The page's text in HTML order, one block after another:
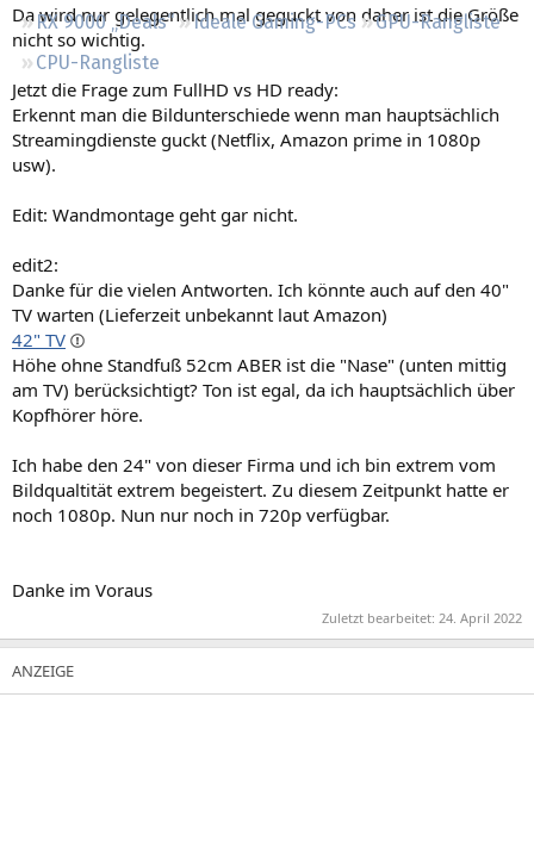
RX 9000 „Deals“
Ideale Gaming-PCs
GPU-Rangliste
CPU-Rangliste
Da wird nur gelegentlich mal geguckt von daher ist die Größe
nicht so wichtig.
Jetzt die Frage zum FullHD vs HD ready:
Erkennt man die Bildunterschiede wenn man hauptsächlich
Streamingdienste guckt (Netflix, Amazon prime in 1080p
usw).
Edit: Wandmontage geht gar nicht.
edit2:
Danke für die vielen Antworten. Ich könnte auch auf den 40"
TV warten (Lieferzeit unbekannt laut Amazon)
42" TV
Höhe ohne Standfuß 52cm ABER ist die "Nase" (unten mittig
am TV) berücksichtigt? Ton ist egal, da ich hauptsächlich über
Kopfhörer höre.
Ich habe den 24" von dieser Firma und ich bin extrem vom
Bildqualtität extrem begeistert. Zu diesem Zeitpunkt hatte er
noch 1080p. Nun nur noch in 720p verfügbar.
Danke im Voraus
Zuletzt bearbeitet: 24. April 2022